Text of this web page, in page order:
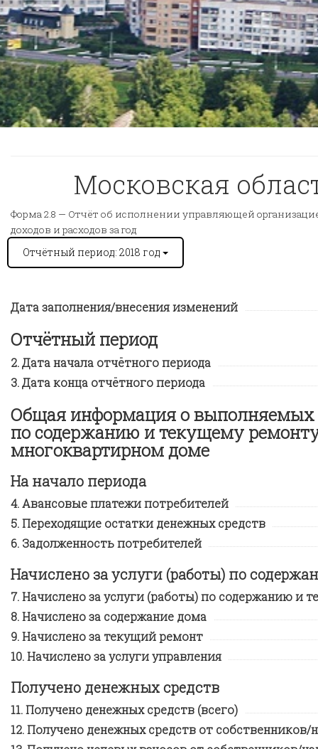
Московская
Форма 2.8 — Отчёт об исполнении управляющей
доходов и расходов за год
Отчётный период: 2018 год
Дата заполнения/внесения изменений
Отчётный период
Дата начала отчётного периода
Дата конца отчётного периода
Общая информация о выполняемых
по содержанию и текущему
многоквартирном доме
На начало периода
Авансовые платежи потребителей
Переходящие остатки денежных средств
Задолженность потребителей
Начислено за услуги (работы) по
Начислено за услуги (работы) по содержанию и
Начислено за содержание дома
Начислено за текущий ремонт
Начислено за услуги управления
Получено денежных средств
Получено денежных средств (всего)
Получено денежных средств от